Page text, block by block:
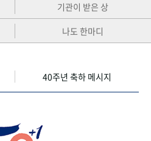
기관이 받은 상
나도 한마디
40주년 축하 메시지